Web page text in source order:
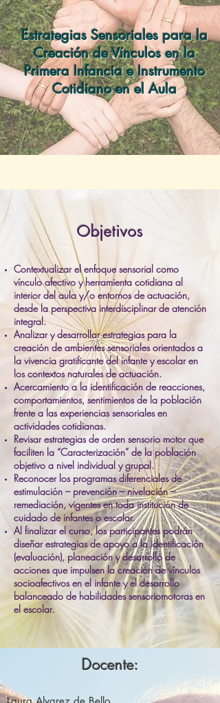
Estrategias Sensoriales para la
Creación de Vínculos en la
Primera Infancia e Instrumento
Cotidiano en el Aula
Objetivos
Contextualizar el enfoque sensorial como
vínculo afectivo y herramienta cotidiana al
interior del aula y/o entornos de actuación,
desde la perspectiva interdisciplinar de atención
integral.
Analizar y desarrollar estrategias para la
creación de ambientes sensoriales orientados a
la vivencia gratificante del infante y escolar en
los contextos naturales de actuación.
Acercamiento a la identificación de reacciones,
comportamientos, sentimientos de la población
frente a las experiencias sensoriales en
actividades cotidianas.
Revisar estrategias de orden sensorio motor que
faciliten la “Caracterización” de la población
objetivo a nivel individual y grupal.
Reconocer los programas diferenciales de
estimulación – prevención – nivelación –
remediación, vigentes en toda institución de
cuidado de infantes o escolar.
Al finalizar el curso, los participantes podrán
diseñar estrategias de apoyo a la identificación
(evaluación), planeación y desarrollo de
acciones que impulsen la creación de vínculos
socioafectivos en el infante y el desarrollo
balanceado de habilidades sensoriomotoras en
el escolar.
Docente: